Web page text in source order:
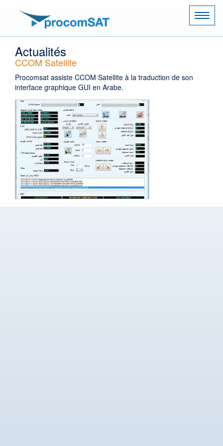
Actualités
CCOM Satellite
Procomsat assiste CCOM Satellite à la traduction de son
interface graphique GUI en Arabe.